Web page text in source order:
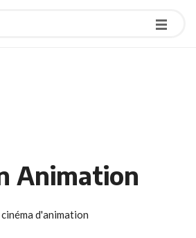
Animation
d'animation